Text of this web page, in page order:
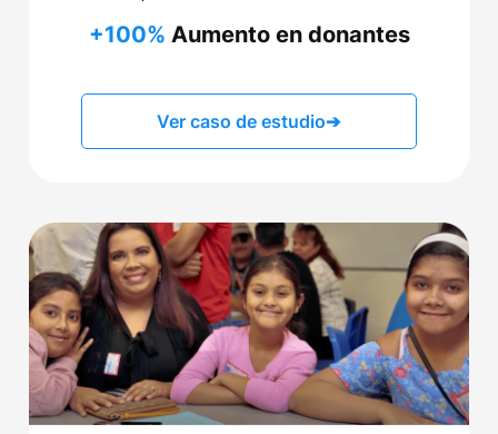
+100% Aumento en donantes
Ver caso de estudio➔